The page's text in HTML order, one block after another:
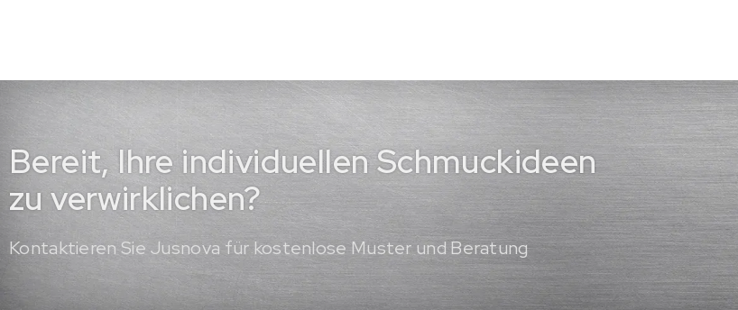
Bereit, Ihre individuellen Schmuckideen
zu verwirklichen?
Kontaktieren Sie Jusnova für kostenlose Muster und Beratung